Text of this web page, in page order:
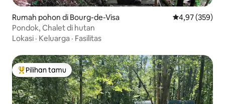
Rumah pohon di Bourg-de-Visa Nilai rata-rata
4,97 (359)
Pondok, Chalet di hutan
Lokasi · Keluarga · Fasilitas
Pilihan tamu terpopuler
Pilihan tamu